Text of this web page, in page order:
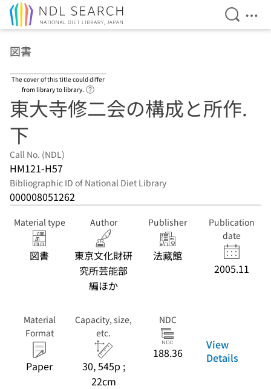
Open
図書
The cover of this title could differ
from library to library.
東大寺修二会の構成と所作.
下
Call No. (NDL)
HM121-H57
Bibliographic ID of National Diet Library
000008051262
Material type
図書
Author
東京文化財研
究所芸能部
編ほか
Publisher
法藏館
Publication
date
2005.11
Material
Format
Paper
Capacity, size,
etc.
30, 545p ;
22cm
NDC
188.36
View
Details